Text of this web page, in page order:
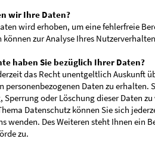
wir Ihre Daten?
wird erhoben, um eine fehlerfreie
können zur Analyse Ihres
haben Sie bezüglich Ihrer Daten?
das Recht unentgeltlich Auskunft
personenbezogenen Daten zu erhalten.
oder Löschung dieser Daten
Datenschutz können Sie sich
wenden. Des Weiteren steht Ihnen ein
zu.